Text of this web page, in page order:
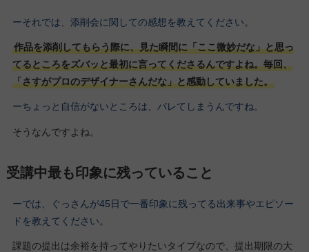
ーそれでは、添削会に関しての感想を教えてください。
作品を添削してもらう際に、見た瞬間に「ここ微妙だな」と思っ
てるところをズバッと最初に言ってくださるんですよね。毎回、
「さすがプロのデザイナーさんだな」と感動していました。
ーちょっと自信がないところは、バレてしまうんですね。
そうなんですよね。
受講中最も印象に残っていること
ーでは、ぐっさんが45日で一番印象に残ってる出来事やエピソー
ドを教えてください。
課題の提出は余裕を持ってやりたいタイプなので、提出期限の大